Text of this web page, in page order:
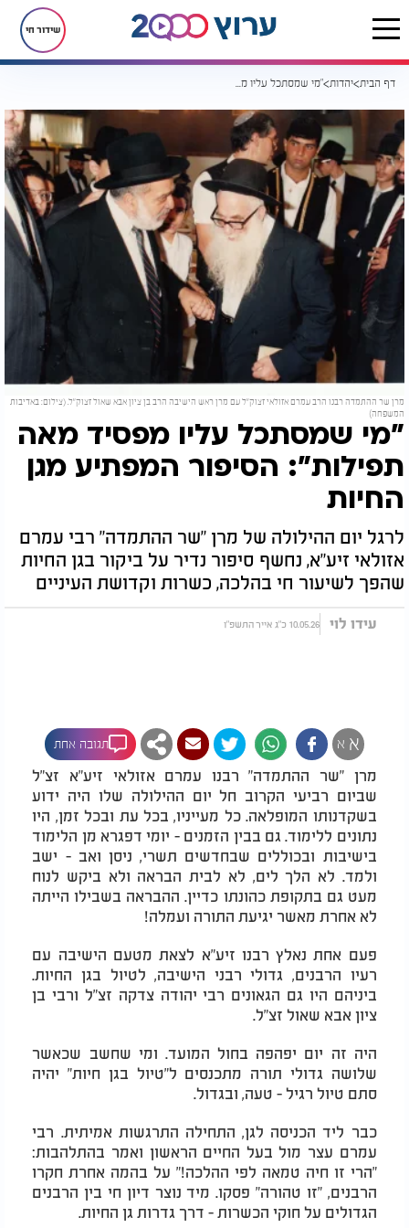
שידור חי
דף הבית יהדות "מי שמסתכל עליו מפסיד מאה תפילות": הסיפור המפתיע מגן החיות
מרן שר ההתמדה רבנו הרב עמרם אזולאי זצוק"ל עם מרן ראש הישיבה הרב בן ציון אבא שאול זצוק"ל. (צילום: באדיבות
המשפחה)
"מי שמסתכל עליו מפסיד מאה
תפילות": הסיפור המפתיע מגן
החיות
לרגל יום ההילולה של מרן "שר ההתמדה" רבי עמרם
אזולאי זיע"א, נחשף סיפור נדיר על ביקור בגן החיות
שהפך לשיעור חי בהלכה, כשרות וקדושת העיניים
עידו לוי 10.05.26 כ"ג אייר התשפ"ו
א א תגובה אחת
מרן "שר ההתמדה" רבנו עמרם אזולאי זיע"א זצ"ל
שביום רביעי הקרוב חל יום ההילולה שלו היה ידוע
בשקדנותו המופלאה. כל מעייניו, בכל עת ובכל זמן, היו
נתונים ללימוד. גם בבין הזמנים - יומי דפגרא מן הלימוד
בישיבות ובכוללים שבחדשים תשרי, ניסן ואב - ישב
ולמד. לא הלך לים, לא לבית הבראה ולא ביקש לנוח
מעט גם בתקופת כהונתו כדיין. ההבראה בשבילו הייתה
לא אחרת מאשר יגיעת התורה ועמלה!
פעם אחת נאלץ רבנו זיע"א לצאת מטעם הישיבה עם
רעיו הרבנים, גדולי רבני הישיבה, לטיול בגן החיות.
ביניהם היו גם הגאונים רבי יהודה צדקה זצ"ל ורבי בן
ציון אבא שאול זצ"ל.
היה זה יום יפהפה בחול המועד. ומי שחשב שכאשר
שלושה גדולי תורה מתכנסים ל"טיול בגן חיות" יהיה
סתם טיול רגיל - טעה, ובגדול.
כבר ליד הכניסה לגן, התחילה התרגשות אמיתית. רבי
עמרם עצר מול בעל החיים הראשון ואמר בהתלהבות:
"הרי זו חיה טמאה לפי ההלכה!" על בהמה אחרת חקרו
הרבנים, "זו טהורה" פסקו. מיד נוצר דיון חי בין הרבנים
הגדולים על חוקי הכשרות - דרך גדרות גן החיות.